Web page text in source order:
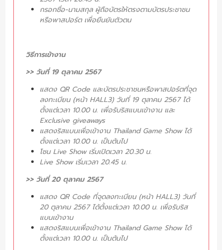
กรอกชื่อ-นามสกุล ผู้ถือบัตรให้ตรงตามบัตรประชาชน
หรือพาสปอร์ต เพื่อยืนยันตัวตน
วิธีการเข้างาน
>> วันที่ 19 ตุลาคม 2567
แสดง QR Code และบัตรประชาชนหรือพาสปอร์ตที่จุด
ลงทะเบียน (หน้า HALL3) วันที่ 19 ตุลาคม 2567 ได้
ตั้งแต่เวลา 10.00 น. เพื่อรับริสแบนเข้างาน และ
Exclusive giveaways
แสดงริสแบนเพื่อเข้างาน Thailand Game Show ได้
ตั้งแต่เวลา 10.00 น. เป็นต้นไป
โซน Live Show เริ่มเปิดเวลา 20.30 น.
Live Show เริ่มเวลา 20.45 น.
>> วันที่ 20 ตุลาคม 2567
แสดง QR Code ที่จุดลงทะเบียน (หน้า HALL3) วันที่
20 ตุลาคม 2567 ได้ตั้งแต่เวลา 10.00 น. เพื่อรับริส
แบนเข้างาน
แสดงริสแบนเพื่อเข้างาน Thailand Game Show ได้
ตั้งแต่เวลา 10.00 น. เป็นต้นไป